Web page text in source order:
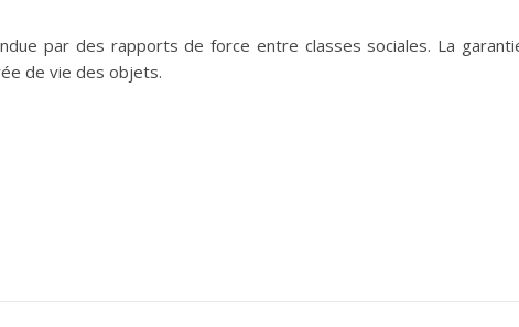
par des rapports de force entre classes sociales. La
de vie des objets.